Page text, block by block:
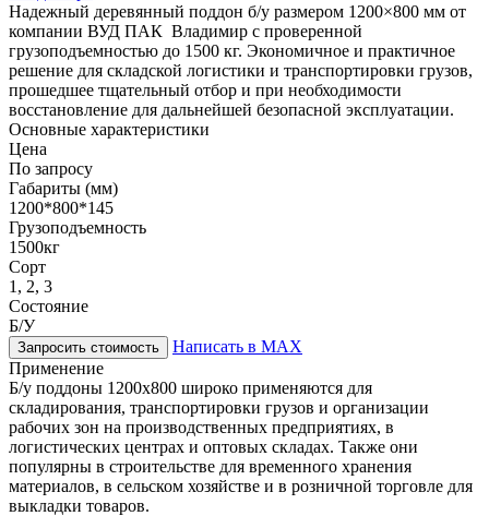
Надежный деревянный поддон б/у размером 1200×800 мм от
компании ВУД ПАК Владимир с проверенной
грузоподъемностью до 1500 кг. Экономичное и практичное
решение для складской логистики и транспортировки грузов,
прошедшее тщательный отбор и при необходимости
восстановление для дальнейшей безопасной эксплуатации.
Основные характеристики
Цена
По запросу
Габариты (мм)
1200*800*145
Грузоподъемность
1500кг
Сорт
1, 2, 3
Состояние
Б/У
Запросить стоимость
Написать в MAX
Применение
Б/у поддоны 1200х800 широко применяются для
складирования, транспортировки грузов и организации
рабочих зон на производственных предприятиях, в
логистических центрах и оптовых складах. Также они
популярны в строительстве для временного хранения
материалов, в сельском хозяйстве и в розничной торговле для
выкладки товаров.